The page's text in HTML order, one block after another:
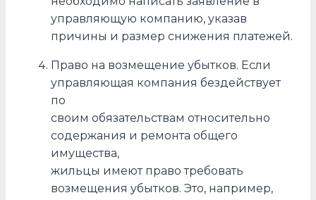
управляющую компанию, указав
причины и размер снижения платежей.
Право на возмещение убытков. Если
управляющая компания бездействует
по
своим обязательствам относительно
содержания и ремонта общего
имущества,
жильцы имеют право требовать
возмещения убытков. Это, например,